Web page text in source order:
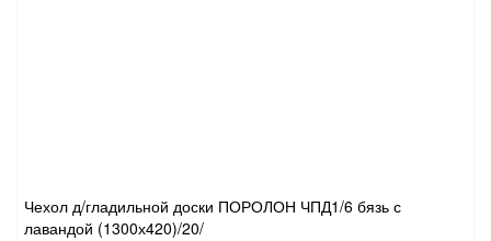
Чехол д/гладильной доски ПОРОЛОН ЧПД1/6 бязь с
лавандой (1300х420)/20/